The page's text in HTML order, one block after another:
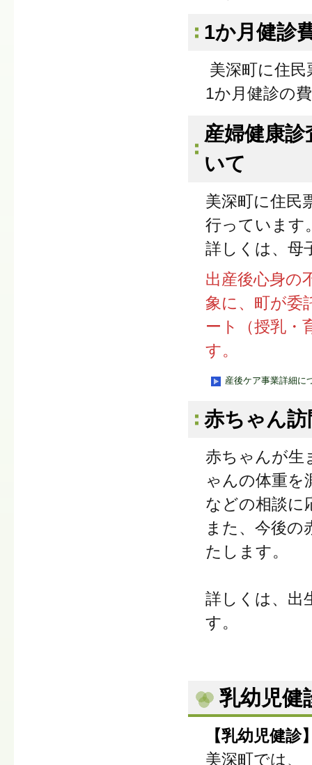
1か月健診
美深町に住
1か月健診の
産婦健康
いて
美深町に住民
行っています
詳しくは、母
出産後心身の
象に、町が委
ート（授乳・
す。
産後ケア事業詳細に
赤ちゃん
赤ちゃんが生
ゃんの体重を
などの相談に
また、今後の
たします。
詳しくは、出
す。
乳幼児健
【乳幼児健診
美深町では、